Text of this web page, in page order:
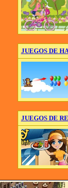
JUEGOS DE
JUEGOS DE